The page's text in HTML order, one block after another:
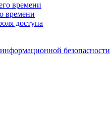
времени
времени
доступа
безопасности